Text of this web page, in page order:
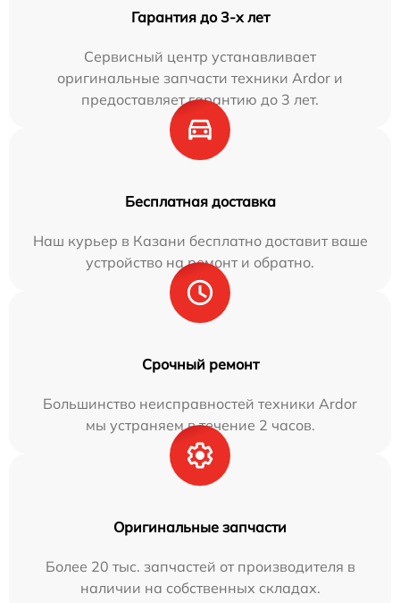
Гарантия до 3-х лет
Сервисный центр устанавливает
оригинальные запчасти техники Ardor и
предоставляет гарантию до 3 лет.
Бесплатная доставка
Наш курьер в Казани бесплатно доставит ваше
устройство на ремонт и обратно.
Срочный ремонт
Большинство неисправностей техники Ardor
мы устраняем в течение 2 часов.
Оригинальные запчасти
Более 20 тыс. запчастей от производителя в
наличии на собственных складах.